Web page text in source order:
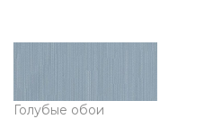
Голубые обои